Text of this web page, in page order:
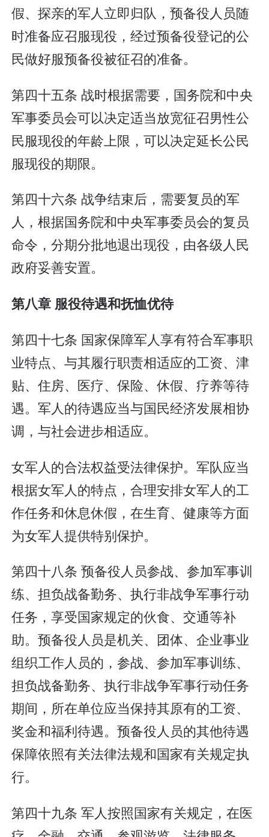
假、探亲的军人立即归队，预备役人员随
时准备应召服现役，经过预备役登记的公
民做好服预备役被征召的准备。
第四十五条 战时根据需要，国务院和中央
军事委员会可以决定适当放宽征召男性公
民服现役的年龄上限，可以决定延长公民
服现役的期限。
第四十六条 战争结束后，需要复员的军
人，根据国务院和中央军事委员会的复员
命令，分期分批地退出现役，由各级人民
政府妥善安置。
第八章 服役待遇和抚恤优待
第四十七条 国家保障军人享有符合军事职
业特点、与其履行职责相适应的工资、津
贴、住房、医疗、保险、休假、疗养等待
遇。军人的待遇应当与国民经济发展相协
调，与社会进步相适应。
女军人的合法权益受法律保护。军队应当
根据女军人的特点，合理安排女军人的工
作任务和休息休假，在生育、健康等方面
为女军人提供特别保护。
第四十八条 预备役人员参战、参加军事训
练、担负战备勤务、执行非战争军事行动
任务，享受国家规定的伙食、交通等补
助。预备役人员是机关、团体、企业事业
组织工作人员的，参战、参加军事训练、
担负战备勤务、执行非战争军事行动任务
期间，所在单位应当保持其原有的工资、
奖金和福利待遇。预备役人员的其他待遇
保障依照有关法律法规和国家有关规定执
行。
第四十九条 军人按照国家有关规定，在医